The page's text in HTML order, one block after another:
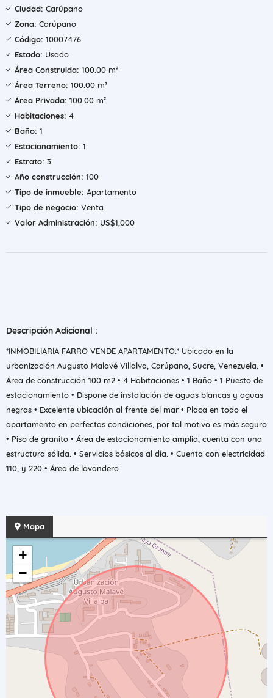
Ciudad: Carúpano
Zona: Carúpano
Código: 10007476
Estado: Usado
Área Construida: 100.00 m²
Área Terreno: 100.00 m²
Área Privada: 100.00 m²
Habitaciones: 4
Baño: 1
Estacionamiento: 1
Estrato: 3
Año construcción: 100
Tipo de inmueble: Apartamento
Tipo de negocio: Venta
Valor Administración: US$1,000
Descripción Adicional :
*INMOBILIARIA FARRO VENDE APARTAMENTO:* Ubicado en la
urbanización Augusto Malavé Villalva, Carúpano, Sucre, Venezuela. •
Área de construcción 100 m2 • 4 Habitaciones • 1 Baño • 1 Puesto de
estacionamiento • Dispone de instalación de aguas blancas y aguas
negras • Excelente ubicación al frente del mar • Placa en todo el
apartamento en perfectas condiciones, por tal motivo es más seguro
• Piso de granito • Área de estacionamiento amplia, cuenta con una
estructura sólida. • Servicios básicos al día. • Cuenta con electricidad
110, y 220 • Área de lavandero
Mapa
+
−